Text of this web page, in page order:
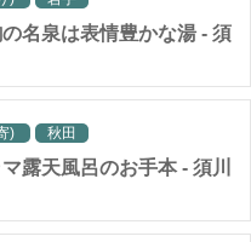
名泉は表情豊かな湯 - 須
) 秋田
露天風呂のお手本 - 須川